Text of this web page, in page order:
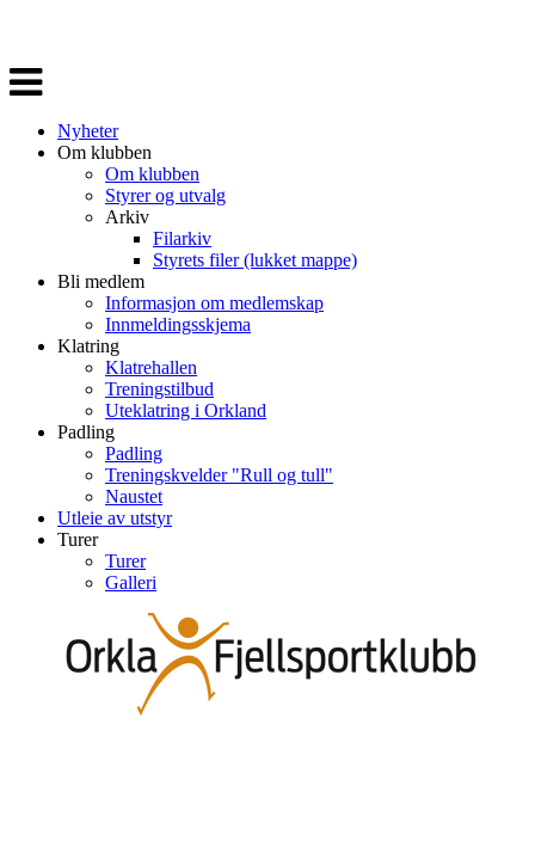
Veksle
navigasjon
Nyheter
Om klubben
Om klubben
Styrer og utvalg
Arkiv
Filarkiv
Styrets filer (lukket mappe)
Bli medlem
Informasjon om medlemskap
Innmeldingsskjema
Klatring
Klatrehallen
Treningstilbud
Uteklatring i Orkland
Padling
Padling
Treningskvelder "Rull og tull"
Naustet
Utleie av utstyr
Turer
Turer
Galleri